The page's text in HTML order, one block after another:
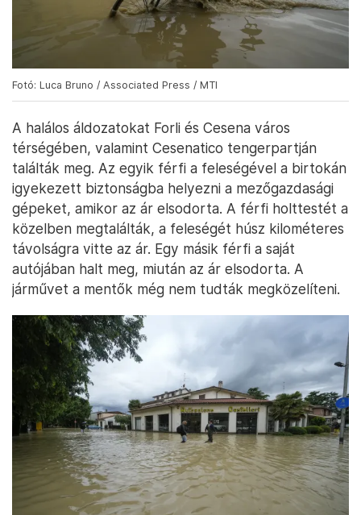
Fotó: Luca Bruno / Associated Press / MTI
A halálos áldozatokat Forli és Cesena város
térségében, valamint Cesenatico tengerpartján
találták meg. Az egyik férfi a feleségével a birtokán
igyekezett biztonságba helyezni a mezőgazdasági
gépeket, amikor az ár elsodorta. A férfi holttestét a
közelben megtalálták, a feleségét húsz kilométeres
távolságra vitte az ár. Egy másik férfi a saját
autójában halt meg, miután az ár elsodorta. A
járművet a mentők még nem tudták megközelíteni.